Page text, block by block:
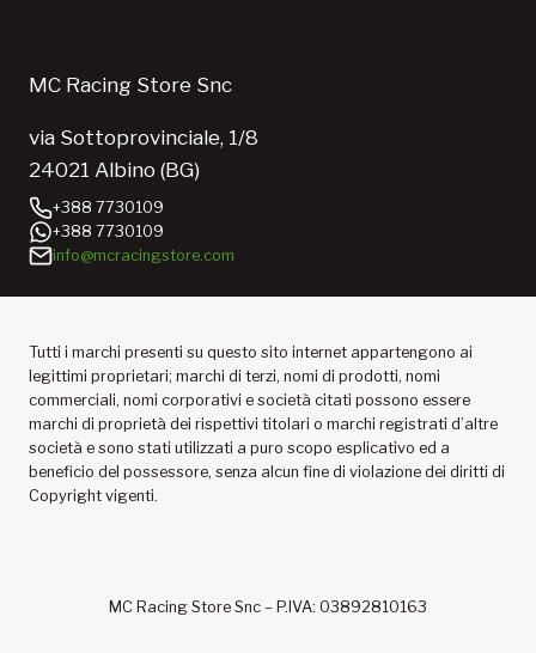
MC Racing Store Snc
via Sottoprovinciale, 1/8
24021 Albino (BG)
+388 7730109
+388 7730109
info@mcracingstore.com
Tutti i marchi presenti su questo sito internet appartengono ai
legittimi proprietari; marchi di terzi, nomi di prodotti, nomi
commerciali, nomi corporativi e società citati possono essere
marchi di proprietà dei rispettivi titolari o marchi registrati d’altre
società e sono stati utilizzati a puro scopo esplicativo ed a
beneficio del possessore, senza alcun fine di violazione dei diritti di
Copyright vigenti.
MC Racing Store Snc – P.IVA: 03892810163